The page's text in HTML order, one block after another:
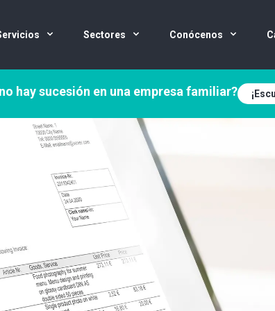
Sectores Conócenos
hay sucesión en una empresa familiar?